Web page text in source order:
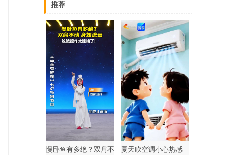
推荐
慢卧鱼有多绝？双肩不
夏天吹空调小心热感